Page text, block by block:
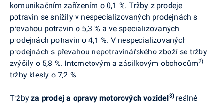
komunikačním zařízením o 0,1 %. Tržby z prodeje
potravin se snížily v nespecializovaných prodejnách s
převahou potravin o 5,3 % a ve specializovaných
prodejnách potravin o 4,1 %. V nespecializovaných
prodejnách s převahou nepotravinářského zboží se tržby
zvýšily o 5,8 %. Internetovým a zásilkovým obchodům2)
tržby klesly o 7,2 %.
Tržbyza prodej a opravy motorových vozidel3) reálně